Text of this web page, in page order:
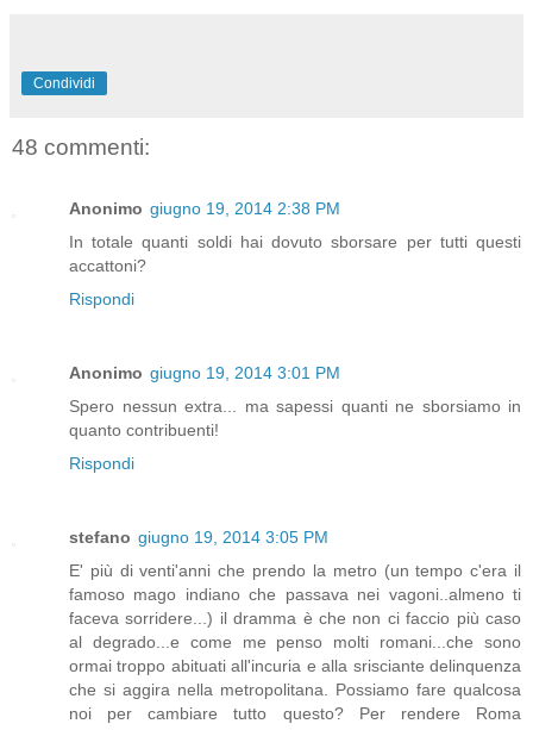
Condividi
48 commenti:
Anonimo giugno 19, 2014 2:38 PM
In totale quanti soldi hai dovuto sborsare per tutti questi
accattoni?
Rispondi
Anonimo giugno 19, 2014 3:01 PM
Spero nessun extra... ma sapessi quanti ne sborsiamo in
quanto contribuenti!
Rispondi
stefano giugno 19, 2014 3:05 PM
E' più di venti'anni che prendo la metro (un tempo c'era il
famoso mago indiano che passava nei vagoni..almeno ti
faceva sorridere...) il dramma è che non ci faccio più caso
al degrado...e come me penso molti romani...che sono
ormai troppo abituati all'incuria e alla srisciante delinquenza
che si aggira nella metropolitana. Possiamo fare qualcosa
noi per cambiare tutto questo? Per rendere Roma